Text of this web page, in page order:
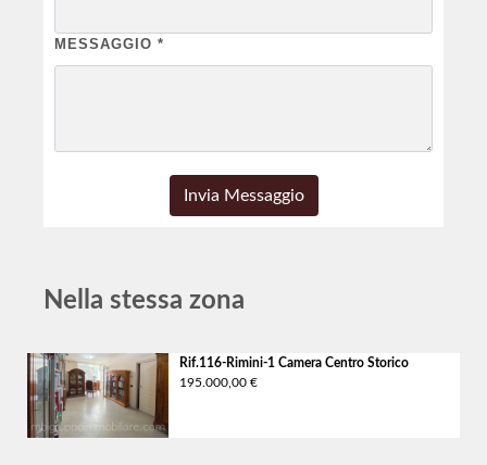
MESSAGGIO *
Nella stessa zona
Rif.116-Rimini-1 Camera Centro Storico
195.000,00 €